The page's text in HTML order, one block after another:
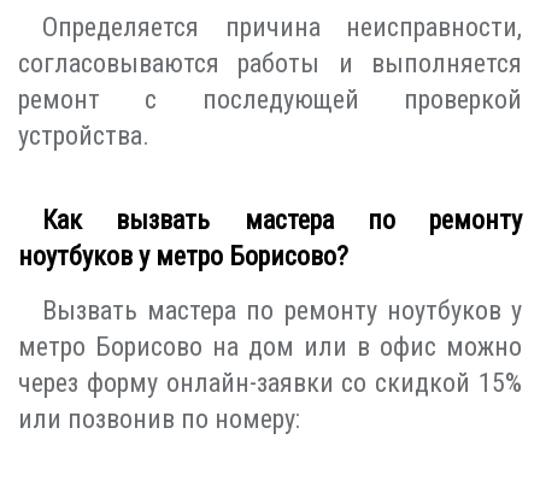
Определяется причина неисправности,
согласовываются работы и выполняется
ремонт с последующей проверкой
устройства.
Как вызвать мастера по ремонту
ноутбуков у метро Борисово?
Вызвать мастера по ремонту ноутбуков у
метро Борисово на дом или в офис можно
через форму онлайн-заявки со скидкой 15%
или позвонив по номеру: